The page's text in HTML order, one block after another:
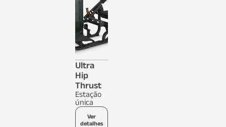
Ultra
Hip
Thrust
Estação
única
Ver
detalhes